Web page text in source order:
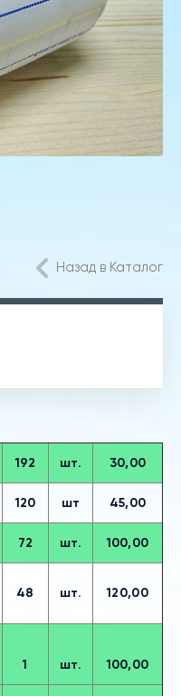
Назад в Каталог
192 шт. 30,00
120 шт 45,00
72 шт. 100,00
48 шт. 120,00
1 шт. 100,00